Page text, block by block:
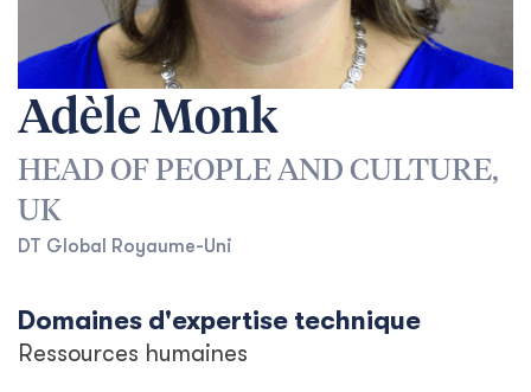
Adèle Monk
HEAD OF PEOPLE AND CULTURE,
UK
DT Global Royaume-Uni
Domaines d'expertise technique
Ressources humaines